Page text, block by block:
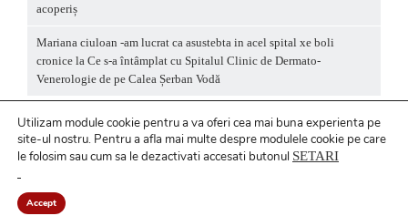
acoperiș
Mariana ciuloan -am lucrat ca asustebta in acel spital xe boli
cronice la Ce s-a întâmplat cu Spitalul Clinic de Dermato-
Venerologie de pe Calea Șerban Vodă
Utilizam module cookie pentru a va oferi cea mai buna experienta pe
site-ul nostru. Pentru a afla mai multe despre modulele cookie pe care
le folosim sau cum sa le dezactivati accesati butonul SETARI
Accept